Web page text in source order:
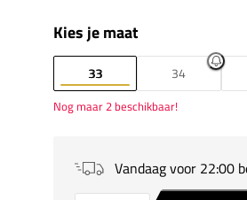
Kies je maat
33 34
Nog maar 2 beschikbaar!
Vandaag voor 22:00